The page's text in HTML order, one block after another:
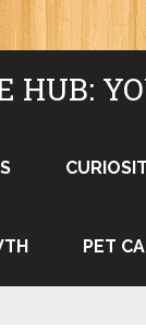
HUB:
PET